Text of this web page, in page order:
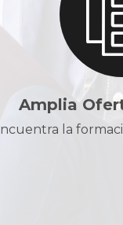
Amplia
la